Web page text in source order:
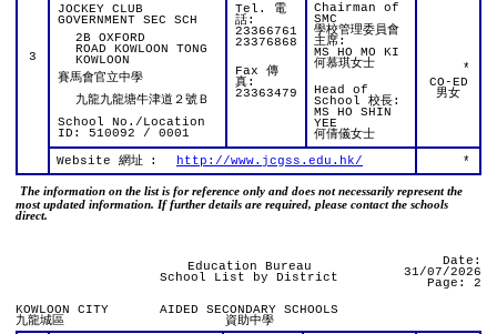
3
JOCKEY CLUB
GOVERNMENT SEC SCH
2B OXFORD
ROAD KOWLOON TONG
KOWLOON
賽馬會官立中學
九龍九龍塘牛津道２號Ｂ
School No./Location
ID: 510092 / 0001
Tel. 電
話:
23366761
23376868
Fax 傳
真:
23363479
Chairman of
SMC
學校管理委員會
主席:
MS HO MO KI
何慕琪女士
Head of
School 校長:
MS HO SHIN
YEE
何倩儀女士
*
CO-ED
男女
Website 網址 : http://www.jcgss.edu.hk/ *
The information on the list is for reference only and does not necessarily represent the
most updated information. If further details are required, please contact the schools
direct.
Education Bureau
School List by District
Date:
31/07/2026
Page: 2
KOWLOON CITY
九龍城區
AIDED SECONDARY SCHOOLS
資助中學